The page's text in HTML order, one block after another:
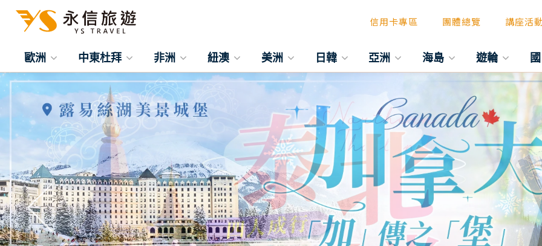
信用卡專區 團體總覽 講座活
歐洲 中東杜拜 非洲 紐澳 美洲 日韓 亞洲 海島 遊輪
往前